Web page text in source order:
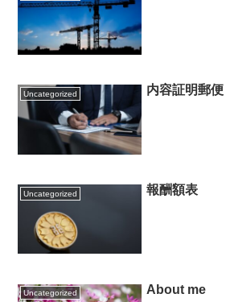
Uncategorized 内容証明郵便
Uncategorized 報酬額表
Uncategorized About me